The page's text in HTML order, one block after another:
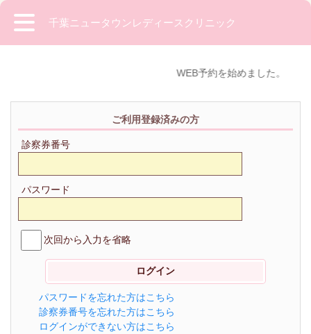
千葉ニュータウンレディースクリニック
WEB予約を始めました。
ご利用登録済みの方
診察券番号
パスワード
次回から入力を省略
パスワードを忘れた方はこちら
診察券番号を忘れた方はこちら
ログインができない方はこちら